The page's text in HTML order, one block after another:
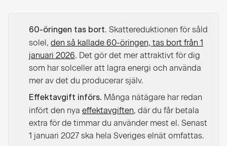
60-öringen tas bort. Skattereduktionen för såld
solel, den så kallade 60-öringen, tas bort från 1
januari 2026. Det gör det mer attraktivt för dig
som har solceller att lagra energi och använda
mer av det du producerar själv.
Effektavgift införs. Många nätägare har redan
infört den nya effektavgiften, där du får betala
extra för de timmar du använder mest el. Senast
1 januari 2027 ska hela Sveriges elnät omfattas.